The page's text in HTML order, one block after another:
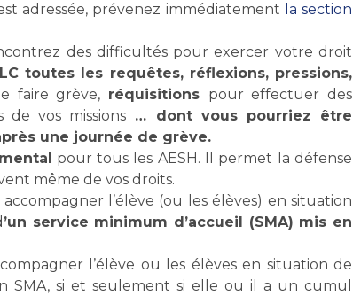
adressée, prévenez immédiatement la section
des difficultés pour exercer votre droit
toutes les requêtes, réflexions, pressions,
faire grève, réquisitions pour effectuer des
vos missions … dont vous pourriez être
une journée de grève.
pour tous les AESH. Il permet la défense
même de vos droits.
à accompagner l’élève (ou les élèves) en situation
’un service minimum d’accueil (SMA) mis en
l’élève ou les élèves en situation de
SMA, si et seulement si elle ou il a un cumul